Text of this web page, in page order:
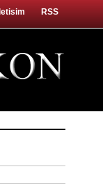
İletisim RSS